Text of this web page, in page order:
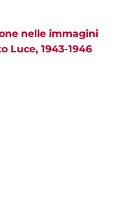
nelle immagini
Luce, 1943-1946